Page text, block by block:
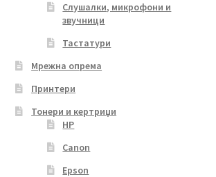
Слушалки, микрофони и
звучници
Тастатури
Мрежна опрема
Принтери
Тонери и кертриџи
HP
Canon
Epson